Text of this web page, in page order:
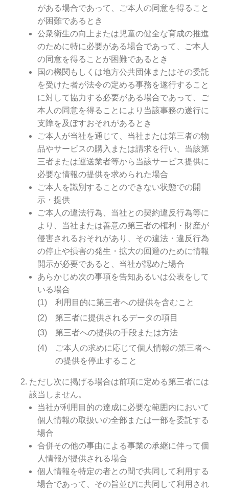
がある場合であって、ご本人の同意を得ること
が困難であるとき
公衆衛生の向上または児童の健全な育成の推進
のために特に必要がある場合であって、ご本人
の同意を得ることが困難であるとき
国の機関もしくは地方公共団体またはその委託
を受けた者が法令の定める事務を遂行すること
に対して協力する必要がある場合であって、ご
本人の同意を得ることにより当該事務の遂行に
支障を及ぼすおそれがあるとき
ご本人が当社を通じて、当社または第三者の物
品やサービスの購入または請求を行い、当該第
三者または運送業者等から当該サービス提供に
必要な情報の提供を求められた場合
ご本人を識別することのできない状態での開
示・提供
ご本人の違法行為、当社との契約違反行為等に
より、当社または善意の第三者の権利・財産が
侵害されるおそれがあり、その違法・違反行為
の停止や損害の発生・拡大の回避のために情報
開示が必要であると、当社が認めた場合
あらかじめ次の事項を告知あるいは公表をして
いる場合
利用目的に第三者への提供を含むこと
第三者に提供されるデータの項目
第三者への提供の手段または方法
ご本人の求めに応じて個人情報の第三者へ
の提供を停止すること
ただし次に掲げる場合は前項に定める第三者には
該当しません。
当社が利用目的の達成に必要な範囲内において
個人情報の取扱いの全部または一部を委託する
場合
合併その他の事由による事業の承継に伴って個
人情報が提供される場合
個人情報を特定の者との間で共同して利用する
場合であって、その旨並びに共同して利用され